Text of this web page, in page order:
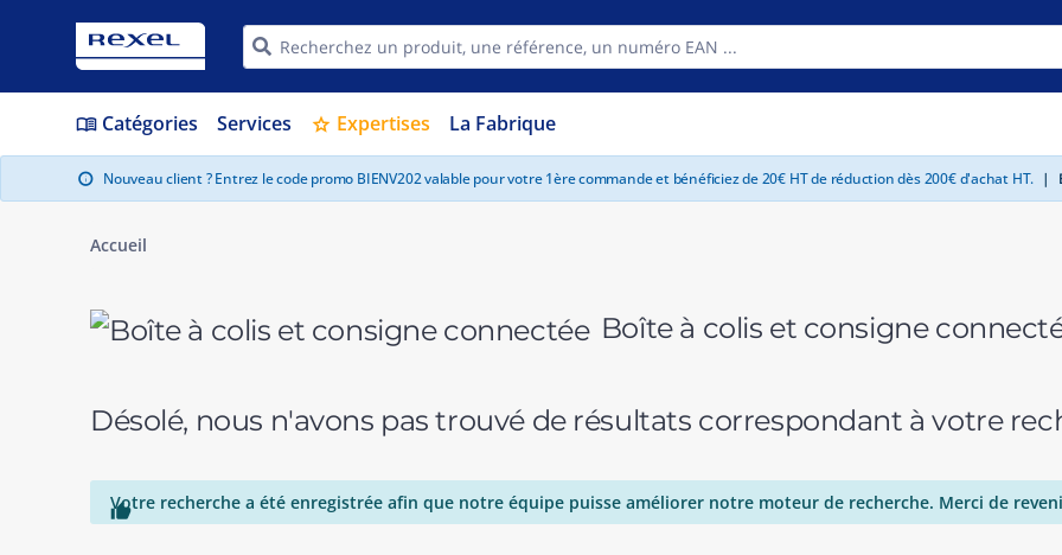
menu_book Catégories Services star Expertises La Fabrique
info Nouveau client ? Entrez le code promo BIENV202 valable pour votre 1ère commande et bénéficiez de 20€ HT de réduction dès 200€ d'achat HT. |
Accueil
Boîte à colis et consigne
Désolé, nous n'avons pas trouvé de résultats correspondant à votre

Votre recherche a été enregistrée afin que notre équipe puisse améliorer notre moteur de recherche. Merci de